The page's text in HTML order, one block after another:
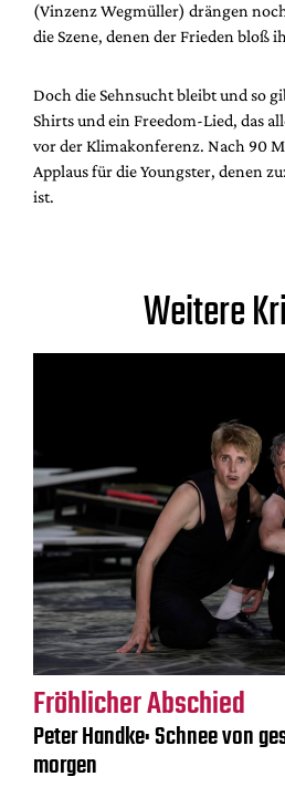
(Vinzenz Wegmüller) drängen
die Szene, denen der Frieden bloß
Doch die Sehnsucht bleibt und so
Shirts und ein Freedom-Lied, das
vor der Klimakonferenz. Nach 90
Applaus für die Youngster, denen
ist.
Weitere
Fröhlicher Abschied
Peter Handke: Schnee von
morgen